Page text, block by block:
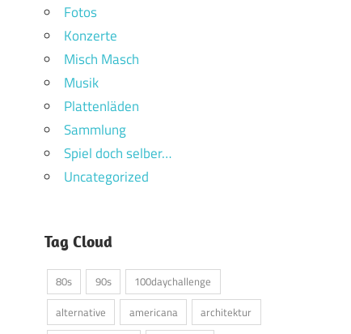
Fotos
Konzerte
Misch Masch
Musik
Plattenläden
Sammlung
Spiel doch selber…
Uncategorized
Tag Cloud
80s 90s
100daychallenge
alternative
americana
architektur